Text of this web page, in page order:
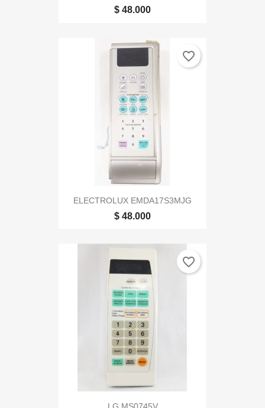
$ 48.000
ELECTROLUX EMDA17S3MJG
$ 48.000
favorite_border
favorite_border